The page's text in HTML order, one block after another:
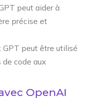
peut aider à
précise et
: GPT peut être utilisé
code aux
OpenAI